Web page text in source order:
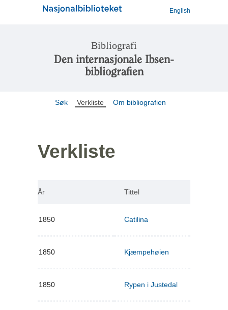
English
Bibliografi
Den internasjonale Ibsen-
bibliografien
Søk Verkliste Om bibliografien
Verkliste
År Tittel
1850 Catilina
1850 Kjæmpehøien
1850 Rypen i Justedal